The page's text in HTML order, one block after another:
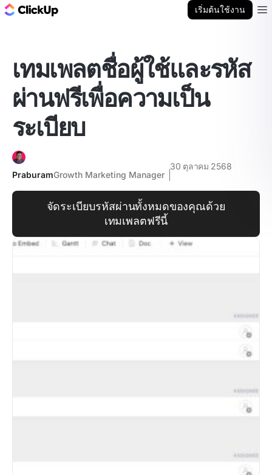
เริ่มต้นใช้งาน
เทมเพลตชื่อผู้ใช้และรหัส
ผ่านฟรีเพื่อความเป็น
ระเบียบ
PraburamGrowth Marketing Manager
30 ตุลาคม 2568
จัดระเบียบรหัสผ่านทั้งหมดของคุณด้วย
เทมเพลตฟรีนี้